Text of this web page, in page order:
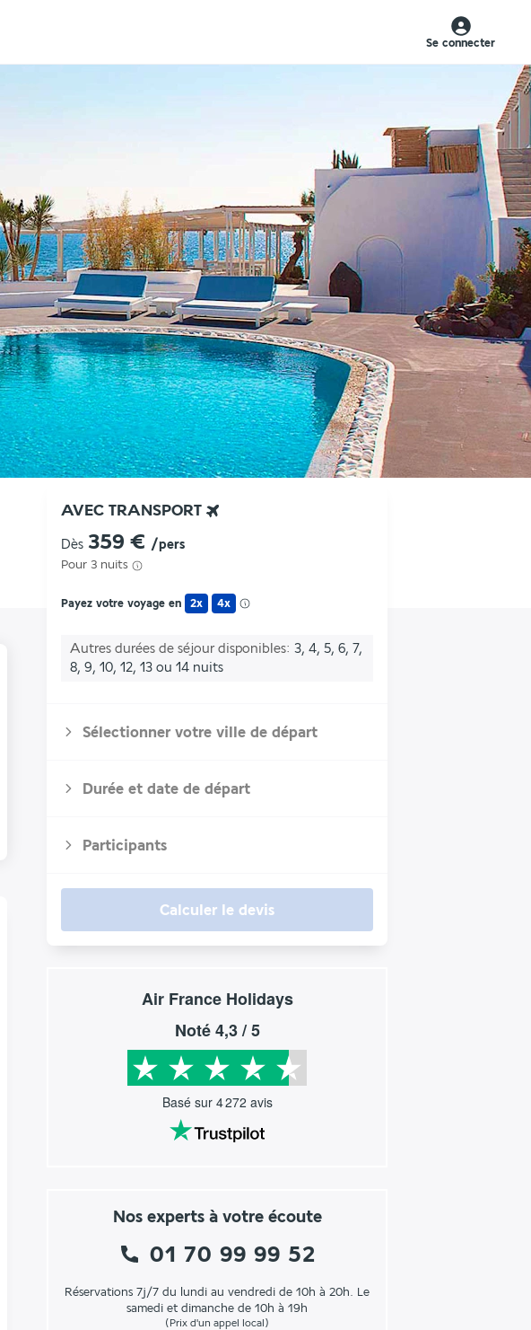
Se connecter
AVEC TRANSPORT
Dès 359 € /pers
Pour 3 nuits
Payez votre voyage en 2x 4x
Autres durées de séjour disponibles 3, 4, 5, 6, 7,
8, 9, 10, 12, 13 ou 14 nuits
Sélectionner votre ville de départ
Durée et date de départ
Participants
Calculer le devis
Air France Holidays
Noté4,3/ 5
Basé sur 4 272 avis
Nos experts à votre écoute
01 70 99 99 52
Réservations 7j/7 du lundi au vendredi de 10h à 20h. Le
samedi et dimanche de 10h à 19h
(Prix d'un appel local)